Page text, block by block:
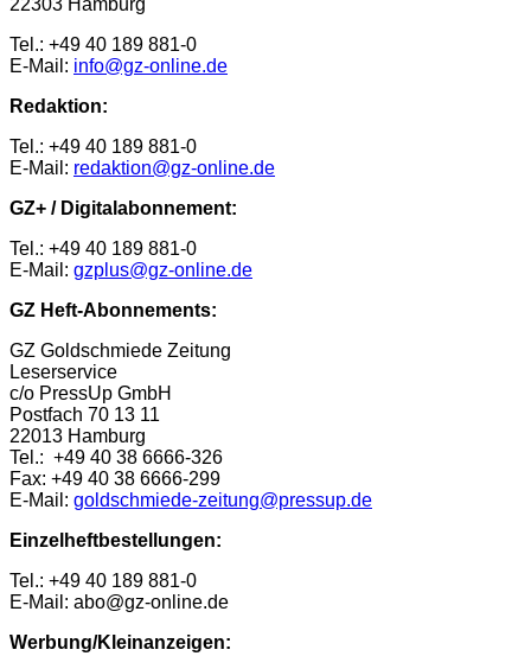
22303 Hamburg
Tel.: +49 40 189 881-0
E-Mail: info@gz-online.de
Redaktion:
Tel.: +49 40 189 881-0
E-Mail: redaktion@gz-online.de
GZ+ / Digitalabonnement:
Tel.: +49 40 189 881-0
E-Mail: gzplus@gz-online.de
GZ Heft-Abonnements:
GZ Goldschmiede Zeitung
Leserservice
c/o PressUp GmbH
Postfach 70 13 11
22013 Hamburg
Tel.: +49 40 38 6666-326
Fax: +49 40 38 6666-299
E-Mail: goldschmiede-zeitung@pressup.de
Einzelheftbestellungen:
Tel.: +49 40 189 881-0
E-Mail: abo@gz-online.de
Werbung/Kleinanzeigen: